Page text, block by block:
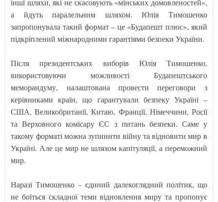
а йдуть паралельним шляхом. Юлія Тимошенко
запропонувала такий формат – це «Будапешт плюс», який
підкріплений міжнародними гарантіями безпеки України.
Після президентських виборів Юлія Тимошенко,
використовуючи можливості Будапештського
меморандуму, налаштована провести переговори з
керівниками країн, що гарантували безпеку Україні –
США, Великобританії, Китаю, Франції, Німеччини, Росії
та Верховного комісару ЄС з питань безпеки. Саме у
такому форматі можна зупинити війну та відновити мир в
Україні. Але це мир не шляхом капітуляції, а переможний
мир.
Наразі Тимошенко – єдиний далекоглядний політик, що
не боїться складної теми відновлення миру та пропонує